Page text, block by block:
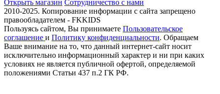
Открыть магазин Сотрудничество с нами
2010-2025. Копирование информации с сайта запрещено
правообладателем - FKKIDS
Пользуясь сайтом, Вы принимаете Пользовательское
соглашение и Политику конфиденциальности. Обращаем
Ваше внимание на то, что данный интернет-сайт носит
исключительно информационный характер и ни при каких
условиях не является публичной офертой, определяемой
положениями Статьи 437 п.2 ГК РФ.